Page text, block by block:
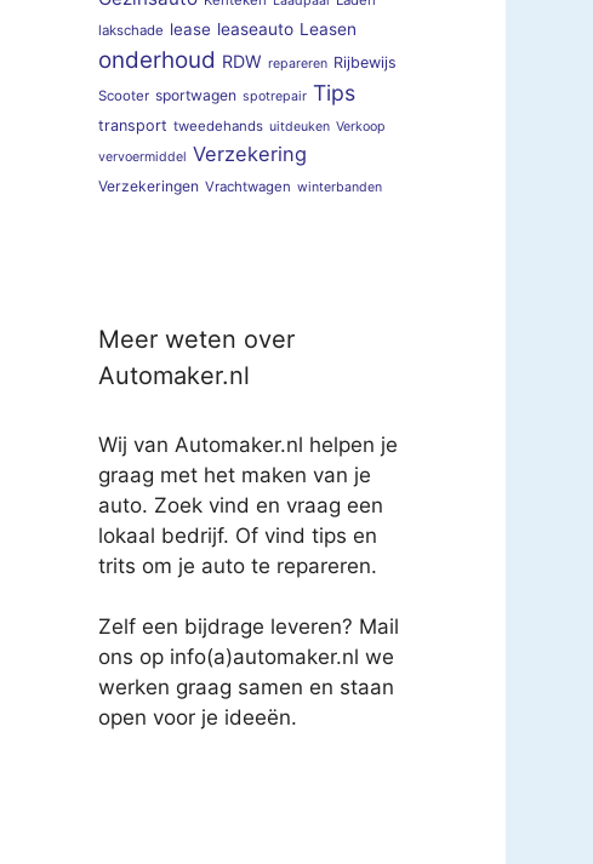
lakschade lease leaseauto Leasen
onderhoud RDW repareren Rijbewijs
Scooter sportwagen spotrepair Tips
transport tweedehands uitdeuken Verkoop
vervoermiddel Verzekering
Verzekeringen Vrachtwagen winterbanden
Meer weten over
Automaker.nl
Wij van Automaker.nl helpen je
graag met het maken van je
auto. Zoek vind en vraag een
lokaal bedrijf. Of vind tips en
trits om je auto te repareren.
Zelf een bijdrage leveren? Mail
ons op info(a)automaker.nl we
werken graag samen en staan
open voor je ideeën.